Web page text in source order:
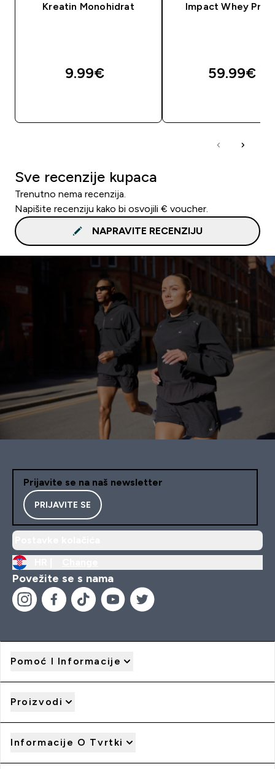
Kreatin Monohidrat
9.99€‎
Impact Whey
59.99€‎
Sve recenzije kupaca
Trenutno nema recenzija.
Napišite recenziju kako bi osvojili € voucher.
NAPRAVITE RECENZIJU
Prijavite se na naš newsletter
PRIJAVITE SE
Povežite se s nama
Pomoć I Informacije
Proizvodi
Informacije O Tvrtki